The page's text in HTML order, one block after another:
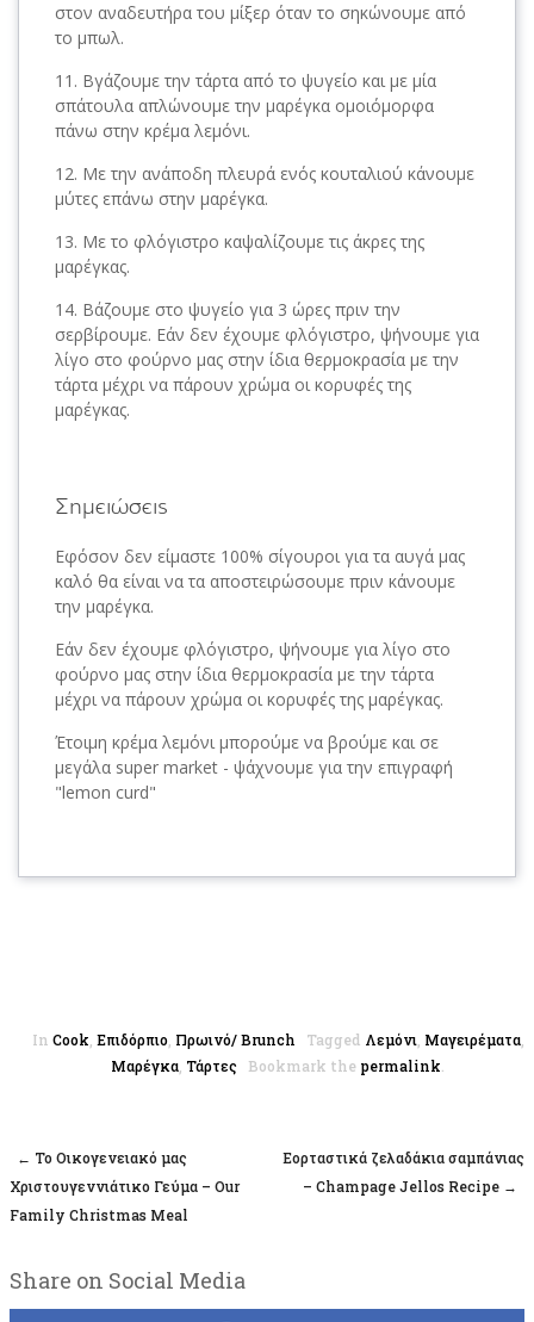
στον αναδευτήρα του μίξερ όταν το σηκώνουμε από
το μπωλ.
Βγάζουμε την τάρτα από το ψυγείο και με μία
σπάτουλα απλώνουμε την μαρέγκα ομοιόμορφα
πάνω στην κρέμα λεμόνι.
Με την ανάποδη πλευρά ενός κουταλιού κάνουμε
μύτες επάνω στην μαρέγκα.
Με το φλόγιστρο καψαλίζουμε τις άκρες της
μαρέγκας.
Βάζουμε στο ψυγείο για 3 ώρες πριν την
σερβίρουμε. Εάν δεν έχουμε φλόγιστρο, ψήνουμε για
λίγο στο φούρνο μας στην ίδια θερμοκρασία με την
τάρτα μέχρι να πάρουν χρώμα οι κορυφές της
μαρέγκας.
Σημειώσεις
Εφόσον δεν είμαστε 100% σίγουροι για τα αυγά μας
καλό θα είναι να τα αποστειρώσουμε πριν κάνουμε
την μαρέγκα.
Εάν δεν έχουμε φλόγιστρο, ψήνουμε για λίγο στο
φούρνο μας στην ίδια θερμοκρασία με την τάρτα
μέχρι να πάρουν χρώμα οι κορυφές της μαρέγκας.
Έτοιμη κρέμα λεμόνι μπορούμε να βρούμε και σε
μεγάλα super market - ψάχνουμε για την επιγραφή
"lemon curd"
In Cook, Επιδόρπιο, Πρωινό/ Brunch Tagged Λεμόνι, Μαγειρέματα,
Μαρέγκα, Τάρτες Bookmark the permalink.
Post navigation
← Το Οικογενειακό μας
Χριστουγεννιάτικο Γεύμα – Our
Family Christmas Meal
Εορταστικά ζελαδάκια σαμπάνιας
– Champage Jellos Recipe →
Share on Social Media